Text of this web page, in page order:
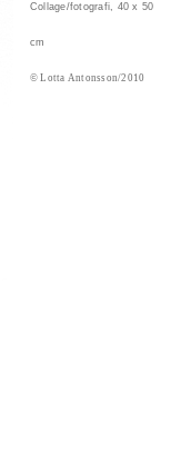
Collage/fotografi, 40 x 50
cm
© Lotta Antonsson/2010